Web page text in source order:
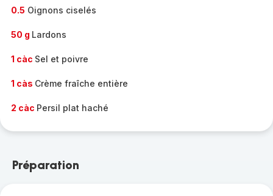
0.5 Oignons ciselés
50 g Lardons
1 càc Sel et poivre
1 càs Crème fraîche entière
2 càc Persil plat haché
Préparation